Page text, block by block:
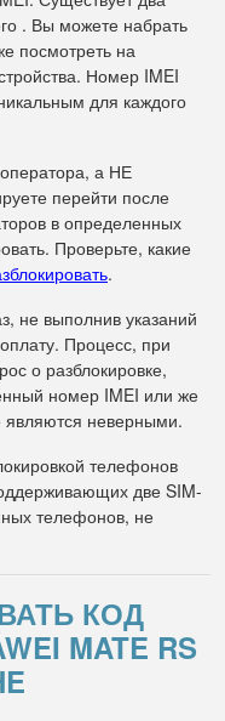
. Вы можете набрать
посмотреть на
Номер IMEI
для каждого
а НЕ
перейти после
в определенных
Проверьте, какие
.
не выполнив указаний
Процесс, при
о разблокировке,
номер IMEI или же
неверными.
телефонов
две SIM-
телефонов, не
КОД
MATE RS